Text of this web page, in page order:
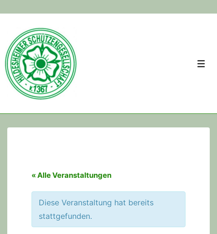
Main
Content
« Alle Veranstaltungen
Diese Veranstaltung hat bereits
stattgefunden.